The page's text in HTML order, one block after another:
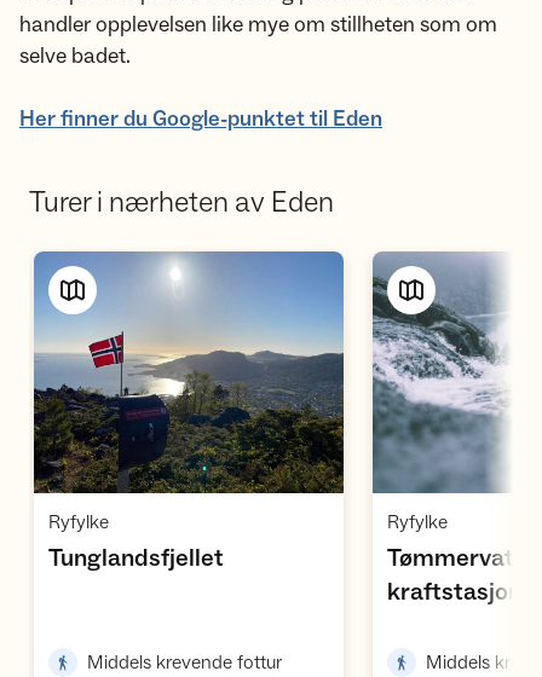
handler opplevelsen like mye om stillheten som om
selve badet.
Her finner du Google-punktet til Eden
Turer i nærheten av Eden
Vis turforslag
Ryfylke,
Tunglandsfjellet
Middels krevende fottur,
Ryfylke,
Middels